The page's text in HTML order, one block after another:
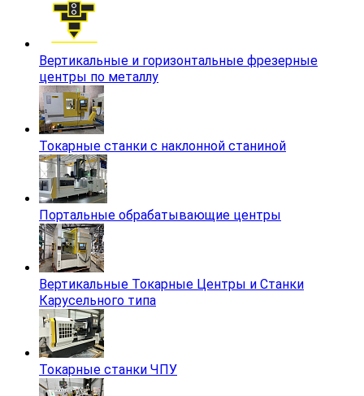
Вертикальные и горизонтальные фрезерные
центры по металлу
Токарные станки с наклонной станиной
Портальные обрабатывающие центры
Вертикальные Токарные Центры и Станки
Карусельного типа
Токарные станки ЧПУ